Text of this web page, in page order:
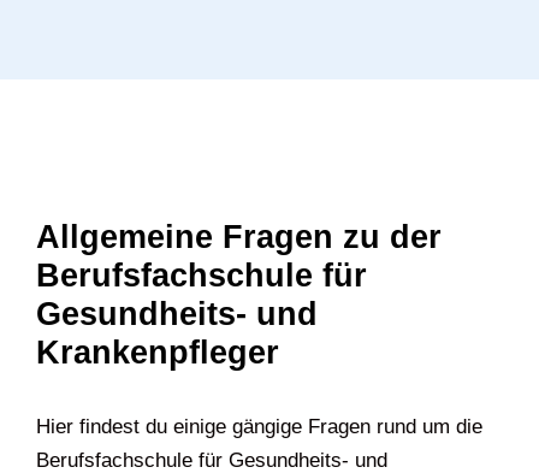
Allgemeine Fragen zu der
Berufsfachschule für
Gesundheits- und
Krankenpfleger
Hier findest du einige gängige Fragen rund um die
Berufsfachschule für Gesundheits- und